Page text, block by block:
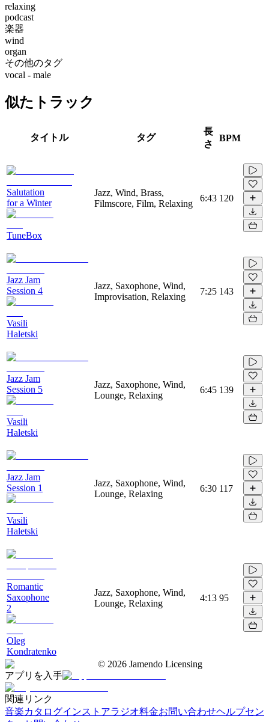
relaxing
podcast
楽器
wind
organ
その他のタグ
vocal - male
似たトラック
タイトル タグ
長
さ
BPM
Salutation
for a Winter
TuneBox
Jazz, Wind, Brass,
Filmscore, Film, Relaxing
6:43 120
Jazz Jam
Session 4
Vasili
Haletski
Jazz, Saxophone, Wind,
Improvisation, Relaxing
7:25 143
Jazz Jam
Session 5
Vasili
Haletski
Jazz, Saxophone, Wind,
Lounge, Relaxing
6:45 139
Jazz Jam
Session 1
Vasili
Haletski
Jazz, Saxophone, Wind,
Lounge, Relaxing
6:30 117
Romantic
Saxophone
2
Oleg
Kondratenko
Jazz, Saxophone, Wind,
Lounge, Relaxing
4:13 95
© 2026 Jamendo Licensing
アプリを入手
関連リンク
音楽カタログインストアラジオ料金お問い合わせヘルプセン